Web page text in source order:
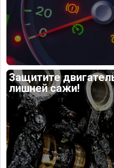
Защитите
лишней сажи!